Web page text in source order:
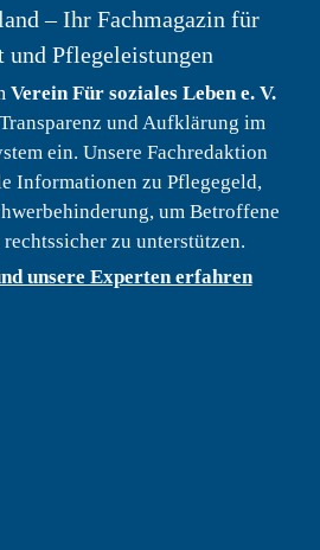
– Ihr Fachmagazin für
und Pflegeleistungen
Verein Für soziales Leben e. V.
und Aufklärung im
ein. Unsere Fachredaktion
Informationen zu Pflegegeld,
um Betroffene
zu unterstützen.
unsere Experten erfahren